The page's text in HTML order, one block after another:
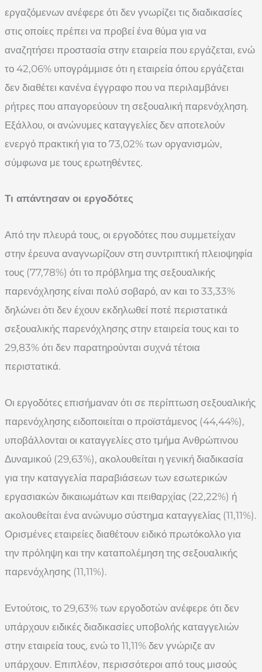
εργαζόμενων ανέφερε ότι δεν γνωρίζει τις διαδικασίες
στις οποίες πρέπει να προβεί ένα θύμα για να
αναζητήσει προστασία στην εταιρεία που εργάζεται, ενώ
το 42,06% υπογράμμισε ότι η εταιρεία όπου εργάζεται
δεν διαθέτει κανένα έγγραφο που να περιλαμβάνει
ρήτρες που απαγορεύουν τη σεξουαλική παρενόχληση.
Εξάλλου, οι ανώνυμες καταγγελίες δεν αποτελούν
ενεργό πρακτική για το 73,02% των οργανισμών,
σύμφωνα με τους ερωτηθέντες.
Τι απάντησαν οι εργoδότες
Από την πλευρά τους, οι εργοδότες που συμμετείχαν
στην έρευνα αναγνωρίζουν στη συντριπτική πλειοψηφία
τους (77,78%) ότι το πρόβλημα της σεξουαλικής
παρενόχλησης είναι πολύ σοβαρό, αν και το 33,33%
δηλώνει ότι δεν έχουν εκδηλωθεί ποτέ περιστατικά
σεξουαλικής παρενόχλησης στην εταιρεία τους και το
29,83% ότι δεν παρατηρούνται συχνά τέτοια
περιστατικά.
Οι εργοδότες επισήμαναν ότι σε περίπτωση σεξουαλικής
παρενόχλησης ειδοποιείται ο προϊστάμενος (44,44%),
υποβάλλονται οι καταγγελίες στο τμήμα Ανθρώπινου
Δυναμικού (29,63%), ακολουθείται η γενική διαδικασία
για την καταγγελία παραβιάσεων των εσωτερικών
εργασιακών δικαιωμάτων και πειθαρχίας (22,22%) ή
ακολουθείται ένα ανώνυμο σύστημα καταγγελίας (11,11%).
Ορισμένες εταιρείες διαθέτουν ειδικό πρωτόκολλο για
την πρόληψη και την καταπολέμηση της σεξουαλικής
παρενόχλησης (11,11%).
Εντούτοις, το 29,63% των εργοδοτών ανέφερε ότι δεν
υπάρχουν ειδικές διαδικασίες υποβολής καταγγελιών
στην εταιρεία τους, ενώ το 11,11% δεν γνώριζε αν
υπάρχουν. Επιπλέον, περισσότεροι από τους μισούς